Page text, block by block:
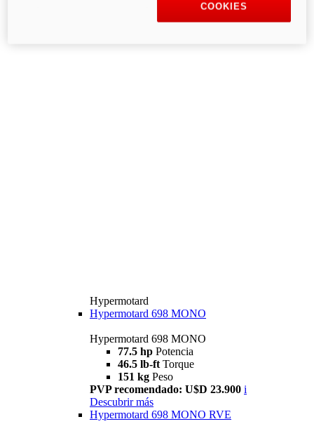
Hypermotard
Hypermotard 698 MONO
Hypermotard 698 MONO
77.5 hp Potencia
46.5 lb-ft Torque
151 kg Peso
PVP recomendado: U$D 23.900 i
Descubrir más
Hypermotard 698 MONO RVE
COOKIES